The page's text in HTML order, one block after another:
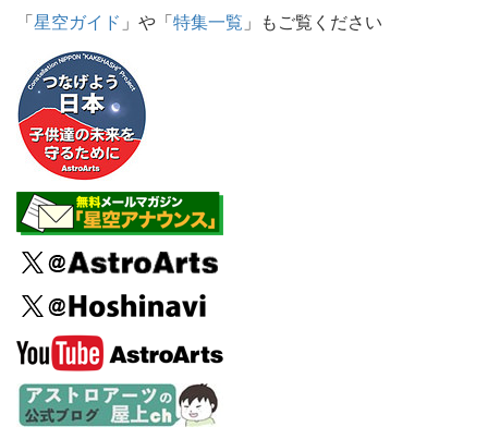
「星空ガイド 」や「特集一覧 」もご覧ください